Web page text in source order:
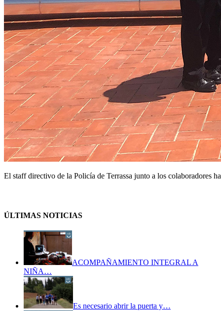
El staff directivo de la Policía de Terrassa junto a los colaboradores
ÚLTIMAS NOTICIAS
ACOMPAÑAMIENTO INTEGRAL A
NIÑA…
Es necesario abrir la puerta y…